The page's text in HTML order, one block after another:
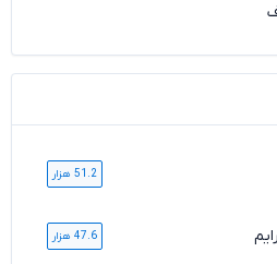
51.2 هزار
47.6 هزار